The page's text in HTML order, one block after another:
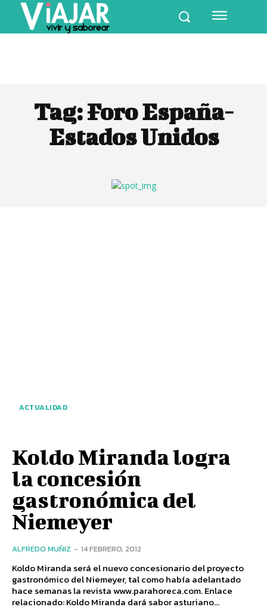
Tag:Foro España-
Estados Unidos
ACTUALIDAD
Koldo Miranda logra
la concesión
gastronómica del
Niemeyer
ALFREDO MUÑIZ - 14 FEBRERO, 2012
Koldo Miranda será el nuevo concesionario del proyecto
gastronómico del Niemeyer, tal como había adelantado
hace semanas la revista www.parahoreca.com. Enlace
relacionado: Koldo Miranda dará sabor asturiano...